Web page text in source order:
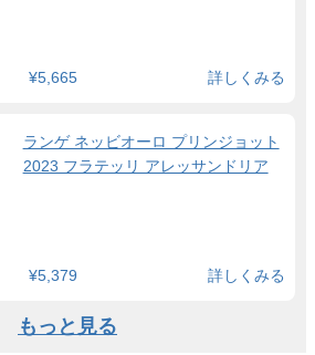
¥5,665 詳しくみる
ランゲ ネッビオーロ プリンジョット
2023 フラテッリ アレッサンドリア
¥5,379 詳しくみる
もっと見る